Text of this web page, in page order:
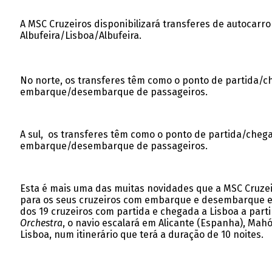
A MSC Cruzeiros disponibilizará transferes de
Albufeira/Lisboa/Albufeira.
No norte, os transferes têm como o ponto de partida/
embarque/desembarque de passageiros.
A sul, os transferes têm como o ponto de partida/
embarque/desembarque de passageiros.
Esta é mais uma das muitas novidades que a MSC
para os seus cruzeiros com embarque e desembarque
dos 19 cruzeiros com partida e chegada a Lisboa a
Orchestra, o navio escalará em Alicante (Espanha),
Lisboa, num itinerário que terá a duração de 10 noites.